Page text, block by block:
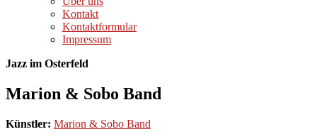
Kontakt
Kontaktformular
Impressum
Jazz im Osterfeld
Marion & Sobo Band
Künstler: Marion & Sobo Band